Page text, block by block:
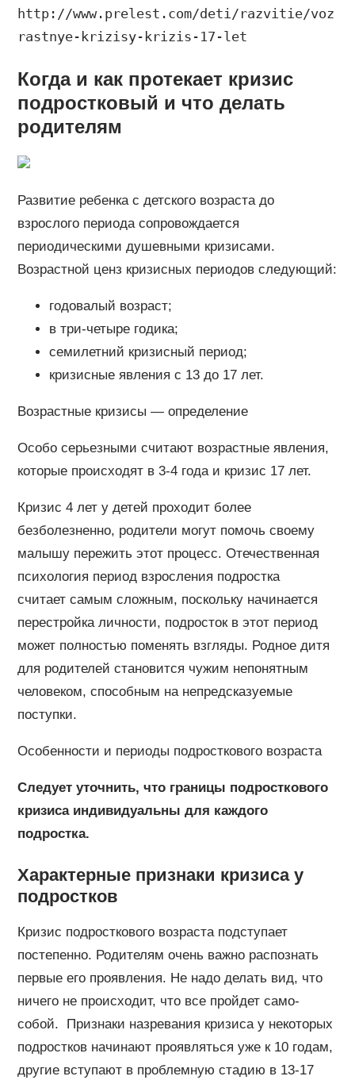
http://www.prelest.com/deti/razvitie/voz
rastnye-krizisy-krizis-17-let
Когда и как протекает кризис
подростковый и что делать
родителям
Развитие ребенка с детского возраста до
взрослого периода сопровождается
периодическими душевными кризисами.
Возрастной ценз кризисных периодов следующий:
годовалый возраст;
в три-четыре годика;
семилетний кризисный период;
кризисные явления с 13 до 17 лет.
Возрастные кризисы — определение
Особо серьезными считают возрастные явления,
которые происходят в 3-4 года и кризис 17 лет.
Кризис 4 лет у детей проходит более
безболезненно, родители могут помочь своему
малышу пережить этот процесс. Отечественная
психология период взросления подростка
считает самым сложным, поскольку начинается
перестройка личности, подросток в этот период
может полностью поменять взгляды. Родное дитя
для родителей становится чужим непонятным
человеком, способным на непредсказуемые
поступки.
Особенности и периоды подросткового возраста
Следует уточнить, что границы подросткового
кризиса индивидуальны для каждого
подростка.
Характерные признаки кризиса у
подростков
Кризис подросткового возраста подступает
постепенно. Родителям очень важно распознать
первые его проявления. Не надо делать вид, что
ничего не происходит, что все пройдет само-
собой. Признаки назревания кризиса у некоторых
подростков начинают проявляться уже к 10 годам,
другие вступают в проблемную стадию в 13-17